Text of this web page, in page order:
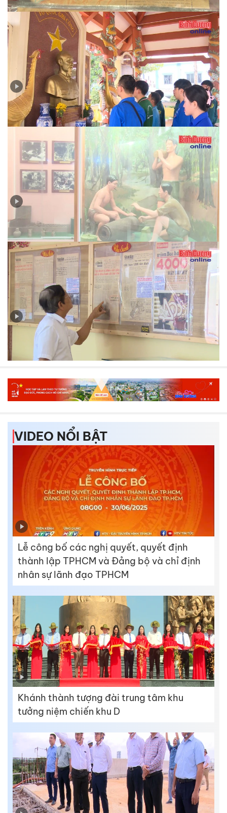
Nhớ về Nhà báo Nguyễn Văn Tiết
Nghe kể chuyện làm báo ở chiến trường…
Sôi động báo chí Thủ Dầu Một trước Cách mạng
Tháng Tám
VIDEO NỔI BẬT
Lễ công bố các nghị quyết, quyết định
thành lập TPHCM và Đảng bộ và chỉ định
nhân sự lãnh đạo TPHCM
Khánh thành tượng đài trung tâm khu
tưởng niệm chiến khu D